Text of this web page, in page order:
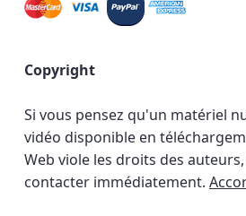
Copyright
Si vous pensez qu'un matériel
vidéo disponible en
Web viole les droits des
contacter immédiatement.